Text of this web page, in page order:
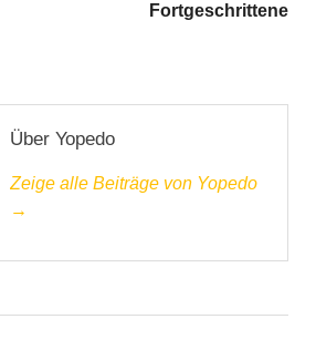
Fortgeschrittene
Über Yopedo
Zeige alle Beiträge von Yopedo
→